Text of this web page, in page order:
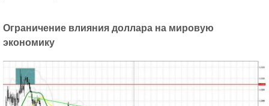
Ограничение влияния доллара на мировую
экономику